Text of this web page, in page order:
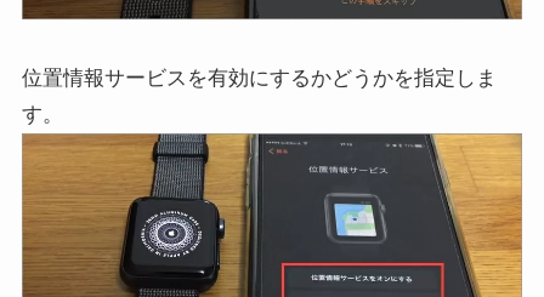
位置情報サービスを有効にするかどうかを指定しま
す。